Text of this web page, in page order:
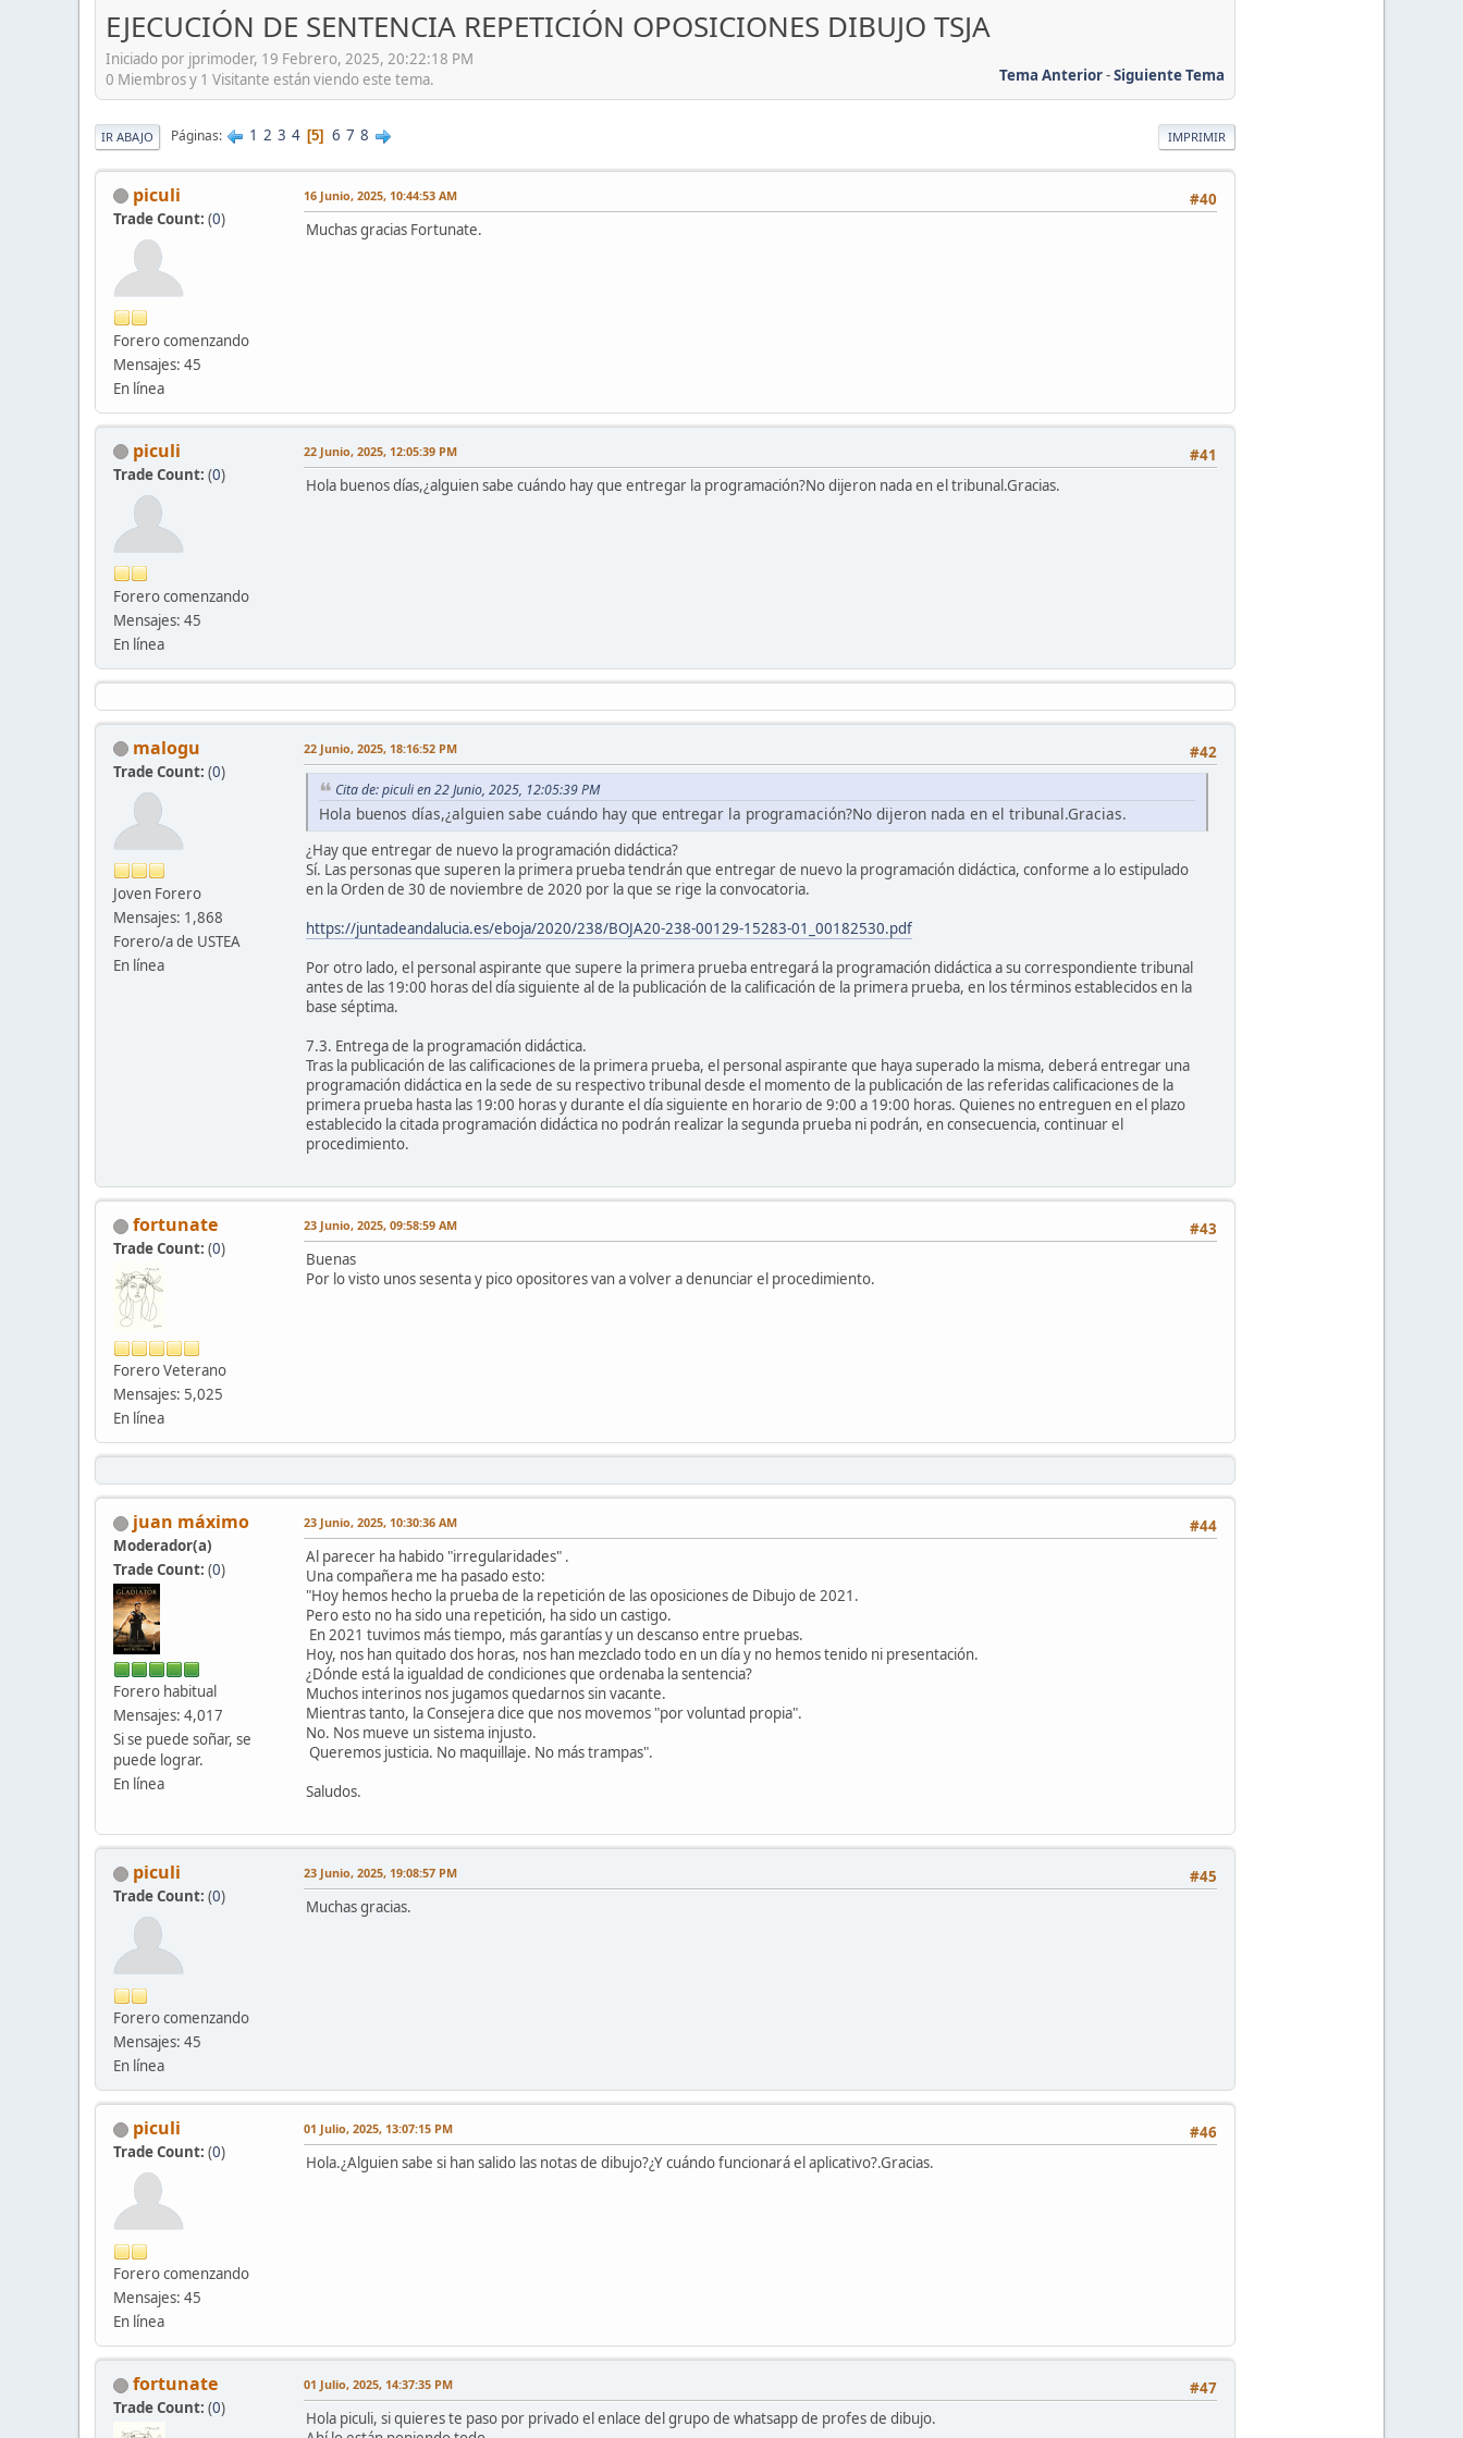
EJECUCIÓN DE SENTENCIA REPETICIÓN OPOSICIONES DIBUJO TSJA
Iniciado por jprimoder, 19 Febrero, 2025, 20:22:18 PM
Tema Anterior-Siguiente Tema
0 Miembros y 1 Visitante están viendo este tema.
IMPRIMIR
IR ABAJO Páginas 1 2 3 4 5 6 7 8
piculi
Trade Count: (0)
Forero comenzando
Mensajes: 45
En línea
#40
16 Junio, 2025, 10:44:53 AM
Muchas gracias Fortunate.
piculi
Trade Count: (0)
Forero comenzando
Mensajes: 45
En línea
#41
22 Junio, 2025, 12:05:39 PM
Hola buenos días,¿alguien sabe cuándo hay que entregar la programación?No dijeron nada en el tribunal.Gracias.
malogu
Trade Count: (0)
Joven Forero
Mensajes: 1,868
Forero/a de USTEA
En línea
#42
22 Junio, 2025, 18:16:52 PM
Cita de: piculi en 22 Junio, 2025, 12:05:39 PM
Hola buenos días,¿alguien sabe cuándo hay que entregar la programación?No dijeron nada en el tribunal.Gracias.
¿Hay que entregar de nuevo la programación didáctica?
Sí. Las personas que superen la primera prueba tendrán que entregar de nuevo la programación didáctica, conforme a lo estipulado
en la Orden de 30 de noviembre de 2020 por la que se rige la convocatoria.
https://juntadeandalucia.es/eboja/2020/238/BOJA20-238-00129-15283-01_00182530.pdf
Por otro lado, el personal aspirante que supere la primera prueba entregará la programación didáctica a su correspondiente tribunal
antes de las 19:00 horas del día siguiente al de la publicación de la calificación de la primera prueba, en los términos establecidos en la
base séptima.
7.3. Entrega de la programación didáctica.
Tras la publicación de las calificaciones de la primera prueba, el personal aspirante que haya superado la misma, deberá entregar una
programación didáctica en la sede de su respectivo tribunal desde el momento de la publicación de las referidas calificaciones de la
primera prueba hasta las 19:00 horas y durante el día siguiente en horario de 9:00 a 19:00 horas. Quienes no entreguen en el plazo
establecido la citada programación didáctica no podrán realizar la segunda prueba ni podrán, en consecuencia, continuar el
procedimiento.
fortunate
Trade Count: (0)
Forero Veterano
Mensajes: 5,025
En línea
#43
23 Junio, 2025, 09:58:59 AM
Buenas
Por lo visto unos sesenta y pico opositores van a volver a denunciar el procedimiento.
juan máximo
Moderador(a)
Trade Count: (0)
Forero habitual
Mensajes: 4,017
Si se puede soñar, se
puede lograr.
En línea
#44
23 Junio, 2025, 10:30:36 AM
Al parecer ha habido "irregularidades" .
Una compañera me ha pasado esto:
"Hoy hemos hecho la prueba de la repetición de las oposiciones de Dibujo de 2021.
Pero esto no ha sido una repetición, ha sido un castigo.
En 2021 tuvimos más tiempo, más garantías y un descanso entre pruebas.
Hoy, nos han quitado dos horas, nos han mezclado todo en un día y no hemos tenido ni presentación.
¿Dónde está la igualdad de condiciones que ordenaba la sentencia?
Muchos interinos nos jugamos quedarnos sin vacante.
Mientras tanto, la Consejera dice que nos movemos "por voluntad propia".
No. Nos mueve un sistema injusto.
Queremos justicia. No maquillaje. No más trampas".
Saludos.
piculi
Trade Count: (0)
Forero comenzando
Mensajes: 45
En línea
#45
23 Junio, 2025, 19:08:57 PM
Muchas gracias.
piculi
Trade Count: (0)
Forero comenzando
Mensajes: 45
En línea
#46
01 Julio, 2025, 13:07:15 PM
Hola.¿Alguien sabe si han salido las notas de dibujo?¿Y cuándo funcionará el aplicativo?.Gracias.
fortunate
Trade Count: (0)
#47
01 Julio, 2025, 14:37:35 PM
Hola piculi, si quieres te paso por privado el enlace del grupo de whatsapp de profes de dibujo.